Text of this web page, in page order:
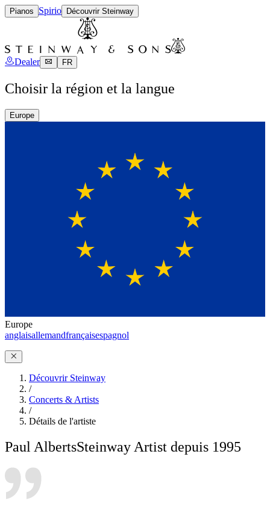
Pianos Spirio Découvrir Steinway
Dealer FR
Choisir la région et la langue
Europe
Europe
anglaisallemandfrançaisespagnol
Découvrir Steinway
/
Concerts & Artists
/
Détails de l'artiste
Paul AlbertsSteinway Artist depuis 1995